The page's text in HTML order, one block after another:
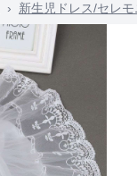
› 新生児ドレス/セレ